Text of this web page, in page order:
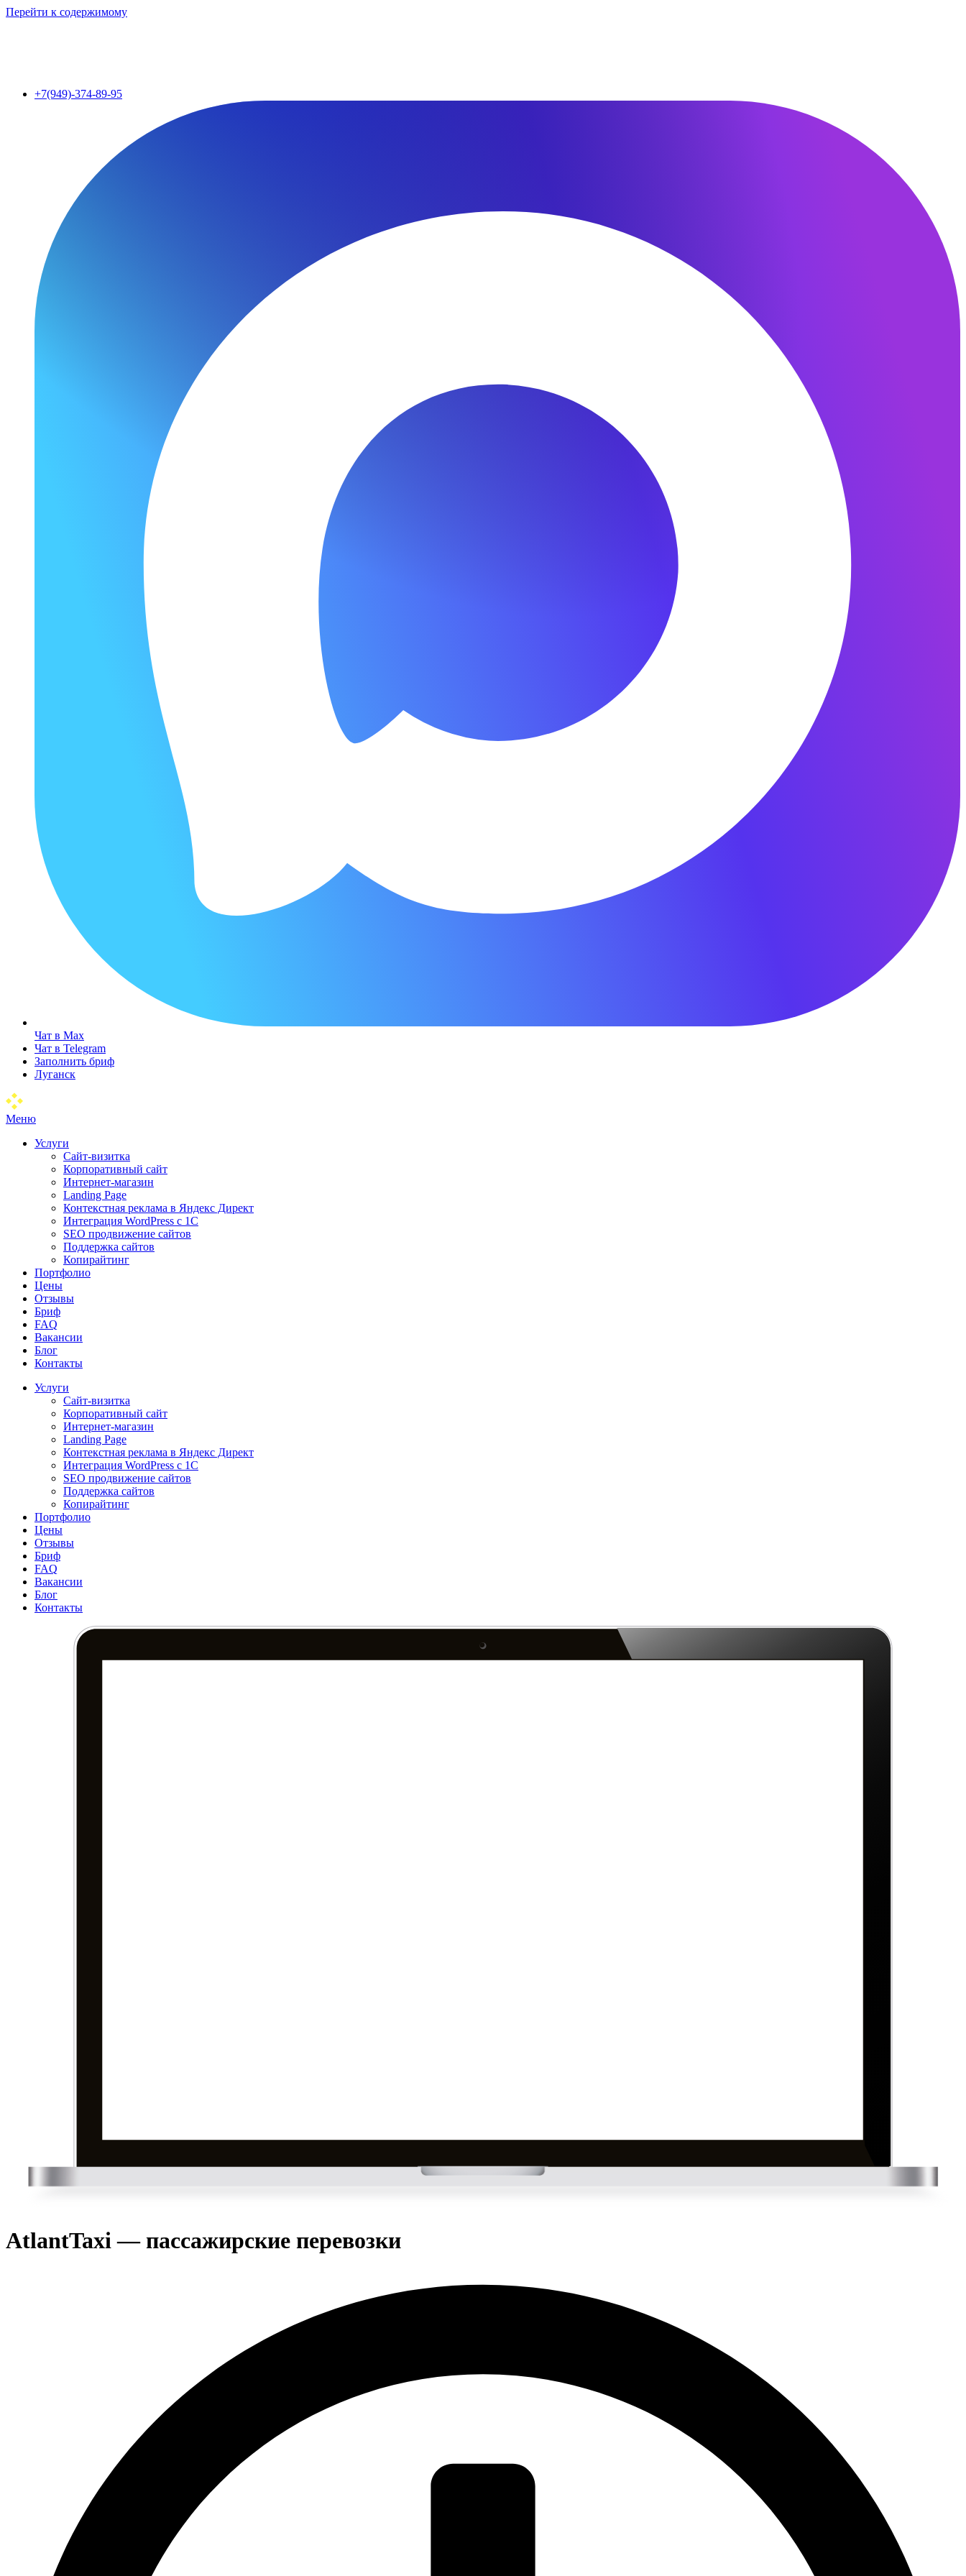
Перейти к содержимому
+7(949)-374-89-95
Чат в Max
Чат в Telegram
Заполнить бриф
Луганск
Меню
Услуги
Сайт-визитка
Корпоративный сайт
Интернет-магазин
Landing Page
Контекстная реклама в Яндекс Директ
Интеграция WordPress c 1C
SEO продвижение сайтов
Поддержка сайтов
Копирайтинг
Портфолио
Цены
Отзывы
Бриф
FAQ
Вакансии
Блог
Контакты
Услуги
Сайт-визитка
Корпоративный сайт
Интернет-магазин
Landing Page
Контекстная реклама в Яндекс Директ
Интеграция WordPress c 1C
SEO продвижение сайтов
Поддержка сайтов
Копирайтинг
Портфолио
Цены
Отзывы
Бриф
FAQ
Вакансии
Блог
Контакты
AtlantTaxi — пассажирские перевозки